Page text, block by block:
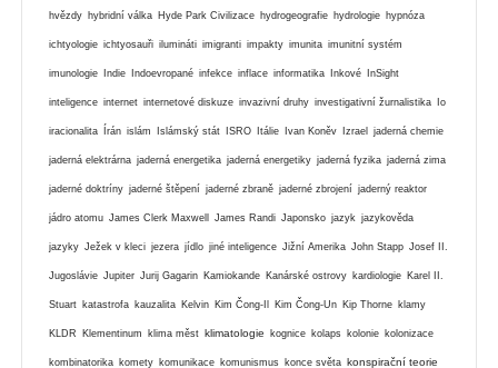
hvězdy hybridní válka Hyde Park Civilizace hydrogeografie hydrologie hypnóza
ichtyologie ichtyosauři ilumináti imigranti impakty imunita imunitní systém
imunologie Indie Indoevropané infekce inflace informatika Inkové InSight
inteligence internet internetové diskuze invazivní druhy investigativní žurnalistika Io
iracionalita Írán islám Islámský stát ISRO Itálie Ivan Koněv Izrael jaderná chemie
jaderná elektrárna jaderná energetika jaderná energetiky jaderná fyzika jaderná zima
jaderné doktríny jaderné štěpení jaderné zbraně jaderné zbrojení jaderný reaktor
jádro atomu James Clerk Maxwell James Randi Japonsko jazyk jazykověda
jazyky Ježek v kleci jezera jídlo jiné inteligence Jižní Amerika John Stapp Josef II.
Jugoslávie Jupiter Jurij Gagarin Kamiokande Kanárské ostrovy kardiologie Karel II.
Stuart katastrofa kauzalita Kelvin Kim Čong-Il Kim Čong-Un Kip Thorne klamy
KLDR Klementinum klima měst klimatologie kognice kolaps kolonie kolonizace
kombinatorika komety komunikace komunismus konce světa konspirační teorie